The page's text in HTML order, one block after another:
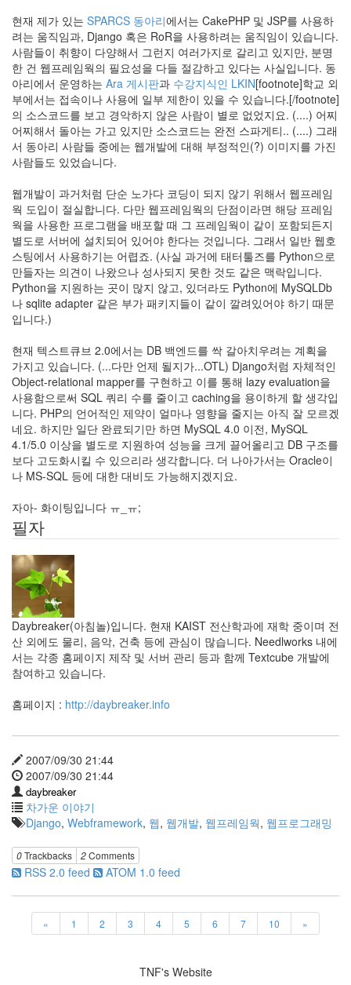
현재 제가 있는 SPARCS 동아리에서는 CakePHP 및 JSP를 사용하
려는 움직임과, Django 혹은 RoR을 사용하려는 움직임이 있습니다.
사람들이 취향이 다양해서 그런지 여러가지로 갈리고 있지만, 분명
한 건 웹프레임웍의 필요성을 다들 절감하고 있다는 사실입니다. 동
아리에서 운영하는 Ara 게시판과 수강지식인 LKIN[footnote]학교 외
부에서는 접속이나 사용에 일부 제한이 있을 수 있습니다.[/footnote]
의 소스코드를 보고 경악하지 않은 사람이 별로 없었지요. (....) 어찌
어찌해서 돌아는 가고 있지만 소스코드는 완전 스파게티.. (....) 그래
서 동아리 사람들 중에는 웹개발에 대해 부정적인(?) 이미지를 가진
사람들도 있었습니다.
웹개발이 과거처럼 단순 노가다 코딩이 되지 않기 위해서 웹프레임
웍 도입이 절실합니다. 다만 웹프레임웍의 단점이라면 해당 프레임
웍을 사용한 프로그램을 배포할 때 그 프레임웍이 같이 포함되든지
별도로 서버에 설치되어 있어야 한다는 것입니다. 그래서 일반 웹호
스팅에서 사용하기는 어렵죠. (사실 과거에 태터툴즈를 Python으로
만들자는 의견이 나왔으나 성사되지 못한 것도 같은 맥락입니다.
Python을 지원하는 곳이 많지 않고, 있더라도 Python에 MySQLDb
나 sqlite adapter 같은 부가 패키지들이 같이 깔려있어야 하기 때문
입니다.)
현재 텍스트큐브 2.0에서는 DB 백엔드를 싹 갈아치우려는 계획을
가지고 있습니다. (...다만 언제 될지가...OTL) Django처럼 자체적인
Object-relational mapper를 구현하고 이를 통해 lazy evaluation을
사용함으로써 SQL 쿼리 수를 줄이고 caching을 용이하게 할 생각입
니다. PHP의 언어적인 제약이 얼마나 영향을 줄지는 아직 잘 모르겠
네요. 하지만 일단 완료되기만 하면 MySQL 4.0 이전, MySQL
4.1/5.0 이상을 별도로 지원하여 성능을 크게 끌어올리고 DB 구조를
보다 고도화시킬 수 있으리라 생각합니다. 더 나아가서는 Oracle이
나 MS-SQL 등에 대한 대비도 가능해지겠지요.
자아- 화이팅입니다 ㅠ_ㅠ;
필자
Daybreaker(아침놀)입니다. 현재 KAIST 전산학과에 재학 중이며 전
산 외에도 물리, 음악, 건축 등에 관심이 많습니다. Needlworks 내에
서는 각종 홈페이지 제작 및 서버 관리 등과 함께 Textcube 개발에
참여하고 있습니다.
홈페이지 : http://daybreaker.info
2007/09/30 21:44
2007/09/30 21:44
daybreaker
차가운 이야기
Django, Webframework, 웹, 웹개발, 웹프레임웍, 웹프로그래밍
0Trackbacks 2Comments
RSS 2.0 feed ATOM 1.0 feed
« 1 2 3 4 5 6 7 10 »
이
드
Notices
Find!
Categories
전
체
130
따
뜻
한
이
야
기
33
차
가
운
이
야
기
10
즐
거
운
이
야
기
44
리
아
픈
이
야
기
35
Posts
텍
스
트
큐
브
공
지
사
항
블...
6
daybreaker
TNF's Website